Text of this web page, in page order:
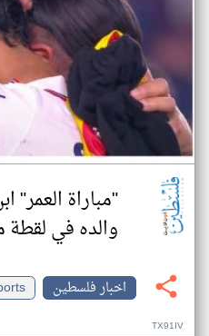
"مباراة
والده في لقطة
اخبار فلسطين
TX91IV